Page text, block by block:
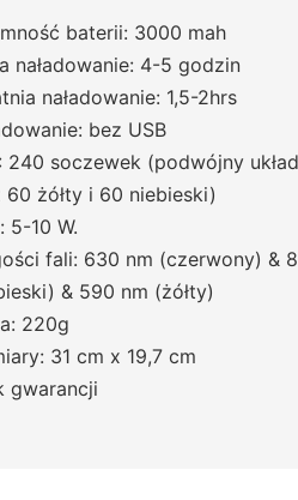
baterii: 3000 mah
naładowanie: 4-5 godzin
naładowanie: 1,5-2hrs
bez USB
240 soczewek (podwójny
60 żółty i 60 niebieski)
5-10 W.
fali: 630 nm (czerwony) &
& 590 nm (żółty)
220g
31 cm x 19,7 cm
gwarancji